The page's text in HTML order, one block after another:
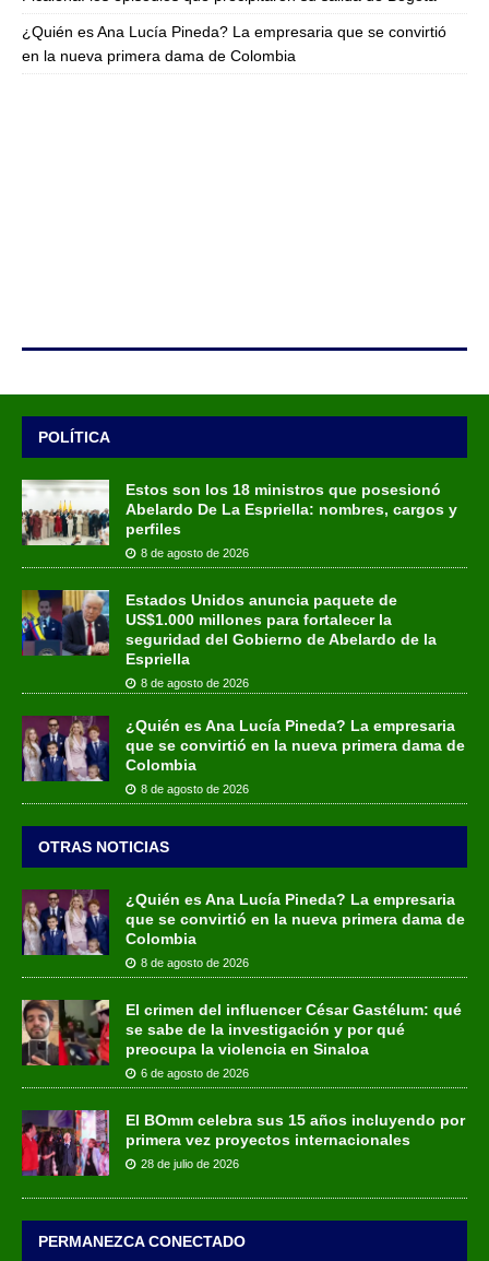
¿Quién es Ana Lucía Pineda? La empresaria que se convirtió
en la nueva primera dama de Colombia
POLÍTICA
Estos son los 18 ministros que posesionó
Abelardo De La Espriella: nombres, cargos y
perfiles
8 de agosto de 2026
Estados Unidos anuncia paquete de
US$1.000 millones para fortalecer la
seguridad del Gobierno de Abelardo de la
Espriella
8 de agosto de 2026
¿Quién es Ana Lucía Pineda? La empresaria
que se convirtió en la nueva primera dama de
Colombia
8 de agosto de 2026
OTRAS NOTICIAS
¿Quién es Ana Lucía Pineda? La empresaria
que se convirtió en la nueva primera dama de
Colombia
8 de agosto de 2026
El crimen del influencer César Gastélum: qué
se sabe de la investigación y por qué
preocupa la violencia en Sinaloa
6 de agosto de 2026
El BOmm celebra sus 15 años incluyendo por
primera vez proyectos internacionales
28 de julio de 2026
PERMANEZCA CONECTADO